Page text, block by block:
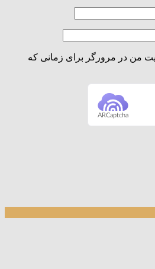
من در مرورگر برای زمانی که
ARCaptcha